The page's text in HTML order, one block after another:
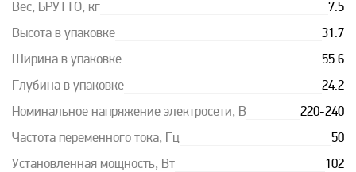
Вес, БРУТТО, кг 7.5
Высота в упаковке 31.7
Ширина в упаковке 55.6
Глубина в упаковке 24.2
Номинальное напряжение электросети, В 220-240
Частота переменного тока, Гц 50
Установленная мощность, Вт 102